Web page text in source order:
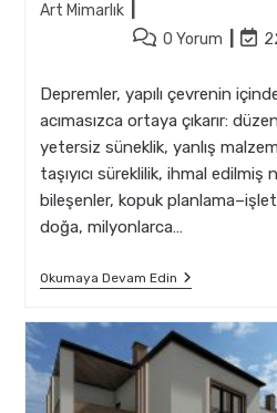
Art Mimarlık
Post0 Yorum
Post
Depremler, yapılı çevrenin
acımasızca ortaya çıkarır:
yetersiz süneklik, yanlış
taşıyıcı süreklilik, ihmal
bileşenler, kopuk
doğa, milyonlarca…
Okumaya Devam EdinBiyomimikri
Ile
Dirençli
Mimari
Gelişim